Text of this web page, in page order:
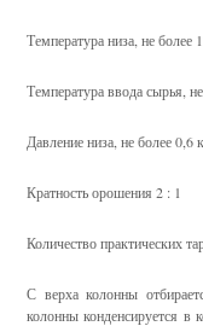
Температура низа, не более
Температура ввода сырья,
Давление низа, не более 0,6
Кратность орошения 2 : 1
Количество практических
С верха колонны
колонны конденсируется